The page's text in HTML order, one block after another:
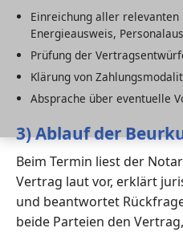
Einreichung aller relevanten
Energieausweis,
Prüfung der
Klärung von
Absprache über eventuelle
3) Ablauf der
Beim Termin liest der
Vertrag laut vor, erklärt
und beantwortet
beide Parteien den